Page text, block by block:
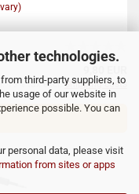
technologies.
third-party suppliers, to
usage of our website in
possible. You can
personal data, please visit
from sites or apps
19% tax excl.Shipping costs